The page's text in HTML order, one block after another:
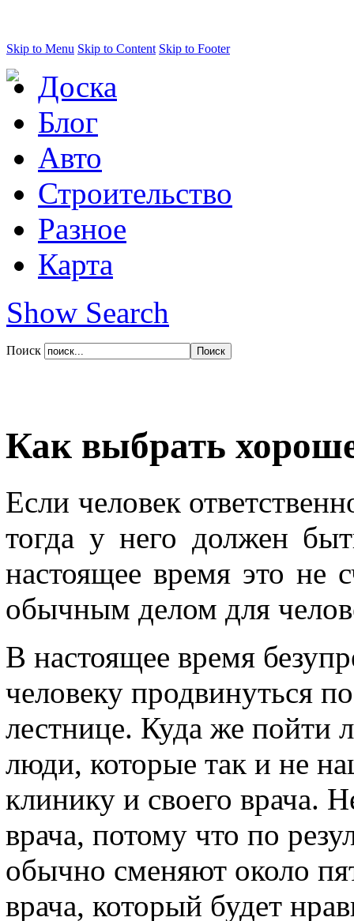
Skip to Menu Skip to Content Skip to Footer
Доска
Блог
Авто
Строительство
Разное
Карта
Show Search
Поиск
Как выбрать
Если человек
тогда у него должен
настоящее время это не
обычным делом для
В настоящее время
человеку продвинуться
лестнице. Куда же пойти
люди, которые так и не
клинику и своего врача.
врача, потому что по
обычно сменяют около
врача, который будет